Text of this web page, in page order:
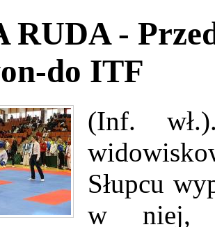
RUDA -
do ITF
(Inf.
Słupcu
w niej,